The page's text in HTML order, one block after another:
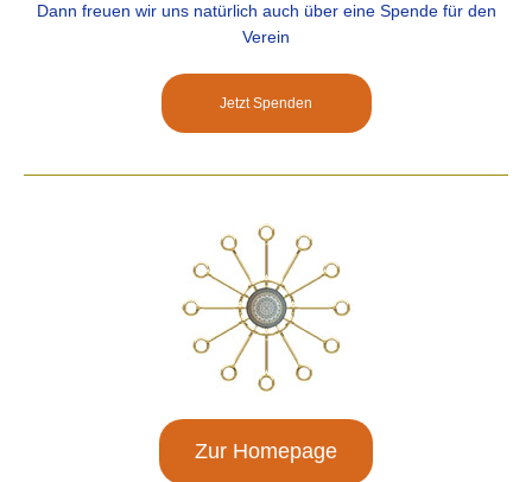
Dann freuen wir uns natürlich auch über eine Spende für den
Verein
Jetzt Spenden
Zur Homepage